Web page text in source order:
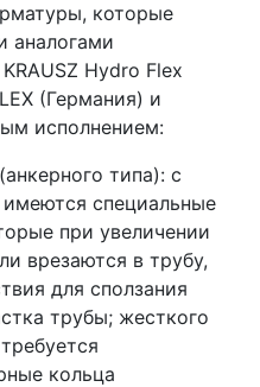
которые
аналогами
Hydro Flex
(Германия) и
исполнением:
(анкерного типа): с
специальные
при увеличении
врезаются в трубу,
для сползания
трубы; жесткого
кольца